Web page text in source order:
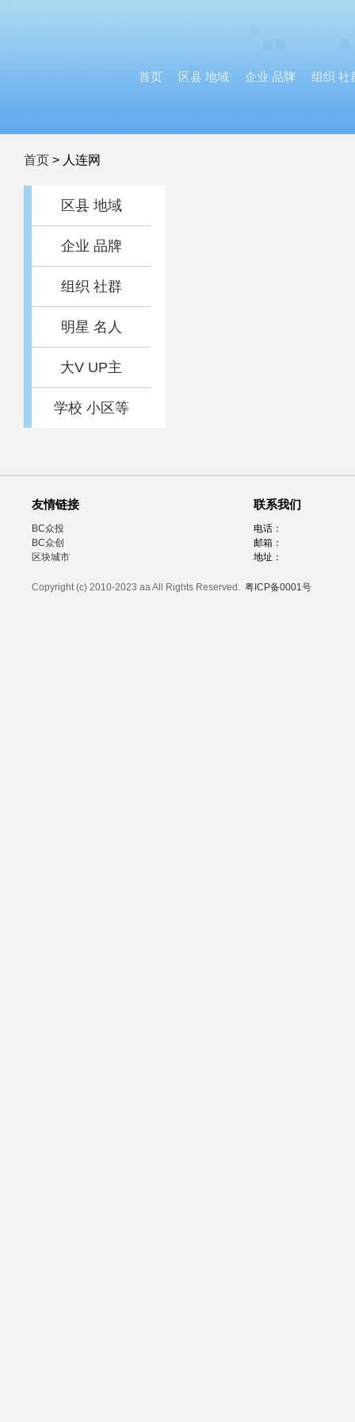
首页 区县 地域 企业 品牌 组织 社
首页 > 人连网
区县 地域
企业 品牌
组织 社群
明星 名人
大V UP主
学校 小区等
友情链接
BC众投
BC众创
区块城市
联系我们
电话：
邮箱：
地址：
Copyright (c) 2010-2023 aa All Rights Reserved. 粤ICP备0001号